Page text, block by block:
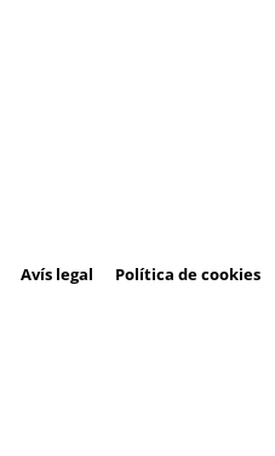
Avís legal Política de cookies